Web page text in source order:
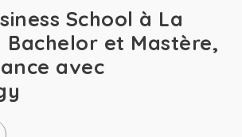
School à La
Bachelor et Mastère,
avec